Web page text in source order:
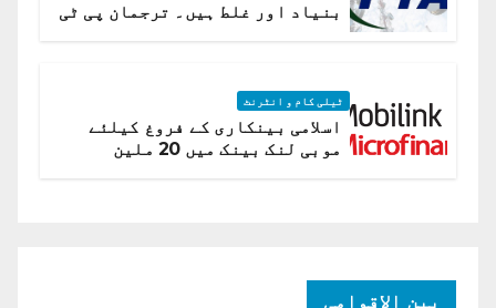
بنیاد اور غلط ہیں۔ ترجمان پی ٹی
ٹیلی کام و انٹرنٹ
اسلامی بینکاری کے فروغ کیلئے
موبی لنک بینک میں 20 ملین
بین الاقوامی